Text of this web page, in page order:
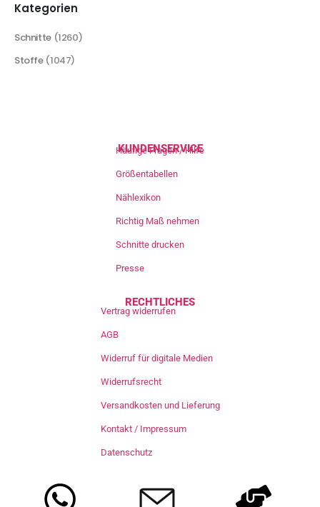
Kategorien
Schnitte (1260)
Stoffe (1047)
KUNDENSERVICE
Häufige Fragen / Hilfe
Größentabellen
Nählexikon
Richtig Maß nehmen
Schnitte drucken
Presse
RECHTLICHES
Vertrag widerrufen
AGB
Widerruf für digitale Medien
Widerrufsrecht
Versandkosten und Lieferung
Kontakt / Impressum
Datenschutz